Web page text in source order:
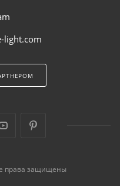
light.com
права защищены